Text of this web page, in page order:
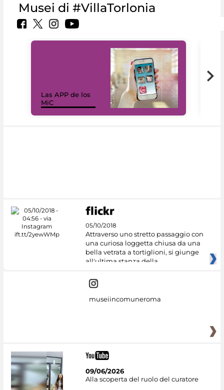
Musei di #VillaTorlonia
Las APP de los
MiC
05/10/2018
Attraverso uno stretto passaggio con
una curiosa loggetta chiusa da una
bella vetrata a tortiglioni, si giunge
all'ultima stanza della
museiincomuneroma
09/06/2026
Alla scoperta del ruolo del curatore